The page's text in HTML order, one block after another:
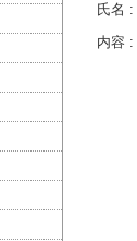
氏名 :
内容 :